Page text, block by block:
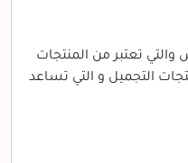
تعتبر من المنتجات
التجميل و التي تساعد